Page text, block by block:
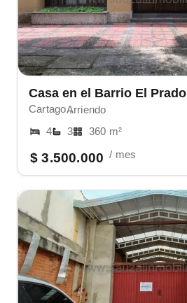
Casa en el Barrio El Prado
Cartago ,Arriendo
4
3 360 m²
$ 3.500.000 / mes